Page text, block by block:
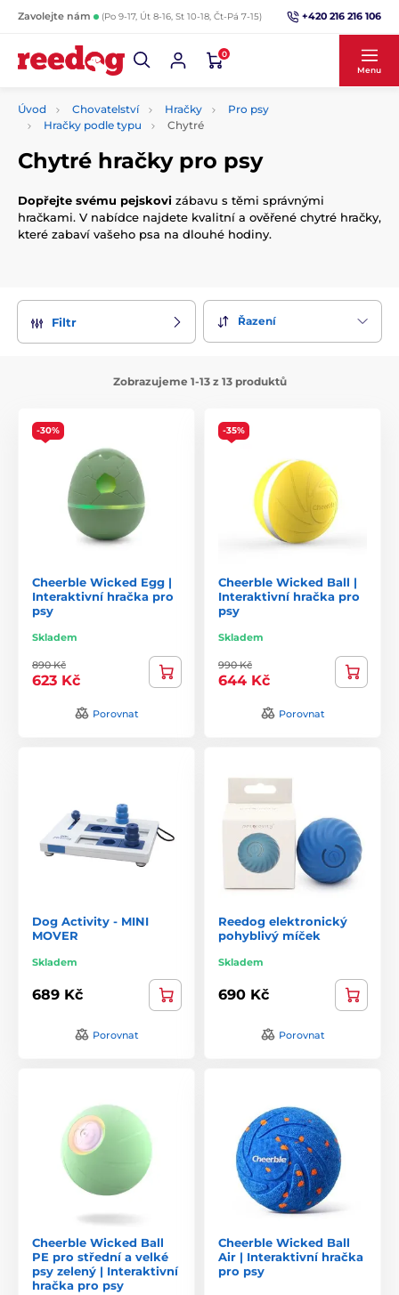
Zavolejte nám (Po 9-17, Út 8-16, St 10-18, Čt-Pá 7-15) +420 216 216 106
0
Menu
Úvod Chovatelství Hračky
Pro psy
Hračky podle typu
Chytré
Chytré hračky pro psy
Dopřejte svému pejskovi zábavu s těmi správnými
hračkami. V nabídce najdete kvalitní a ověřené chytré hračky,
které zabaví vašeho psa na dlouhé hodiny.
Filtr Řazení
Zobrazujeme 1-13 z 13 produktů
-30%
Cheerble Wicked Egg |
Interaktivní hračka pro
psy
Skladem
890 Kč
623 Kč
Porovnat
-35%
Cheerble Wicked Ball |
Interaktivní hračka pro
psy
Skladem
990 Kč
644 Kč
Porovnat
Dog Activity - MINI
MOVER
Skladem
689 Kč
Porovnat
Reedog elektronický
pohyblivý míček
Skladem
690 Kč
Porovnat
Cheerble Wicked Ball
PE pro střední a velké
psy zelený | Interaktivní
hračka pro psy
Cheerble Wicked Ball
Air | Interaktivní hračka
pro psy